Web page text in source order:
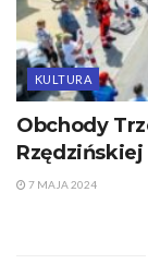
KULTURA
Obchody
Rzędzińskiej
7 MAJA 2024